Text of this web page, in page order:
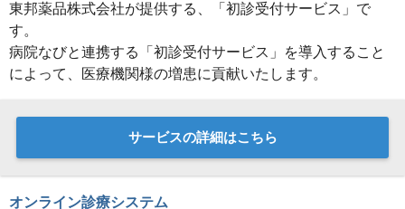
東邦薬品株式会社が提供する、「初診受付サービス」で
す。
病院なびと連携する「初診受付サービス」を導入すること
によって、医療機関様の増患に貢献いたします。
サービスの詳細はこちら
オンライン診療システム